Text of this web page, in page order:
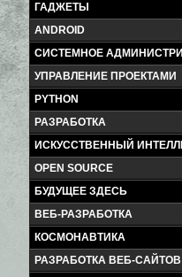
ГАДЖЕТЫ
ANDROID
СИСТЕМНОЕ
УПРАВЛЕНИЕ ПРОЕКТАМИ
PYTHON
РАЗРАБОТКА
ИСКУССТВЕННЫЙ
OPEN SOURCE
БУДУЩЕЕ ЗДЕСЬ
ВЕБ-РАЗРАБОТКА
КОСМОНАВТИКА
РАЗРАБОТКА ВЕБ-САЙТОВ